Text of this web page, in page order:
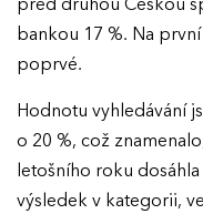
bankou 17 %. Na
poprvé.
Hodnotu vyhledávání
o 20 %, což
letošního roku
výsledek v kategorii,